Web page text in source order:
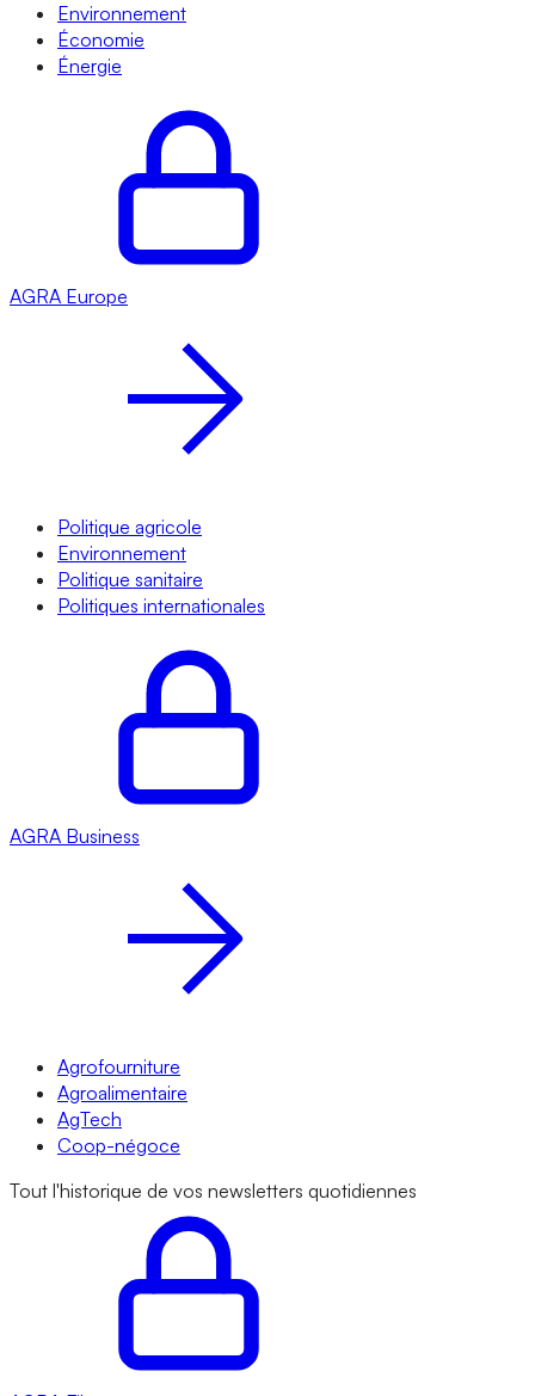
Environnement
Économie
Énergie
AGRA Europe
Politique agricole
Environnement
Politique sanitaire
Politiques internationales
AGRA Business
Agrofourniture
Agroalimentaire
AgTech
Coop-négoce
Tout l'historique de vos newsletters quotidiennes